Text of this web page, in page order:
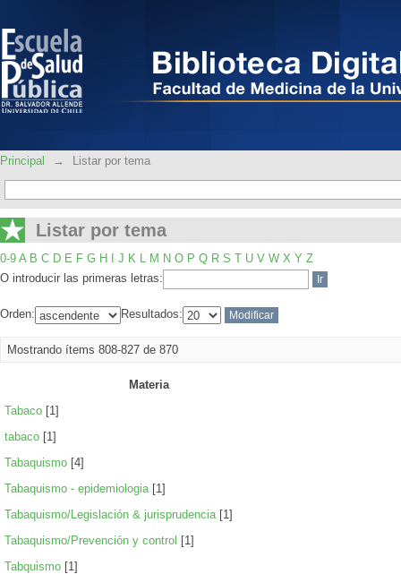
Principal → Listar por tema
Listar por tema
0-9 A B C D E F G H J K L M N O P Q R S T U V W X Y Z
O introducir las primeras letras:
Orden: Resultados:
Mostrando ítems 808-827 de 870
Materia
Tabaco [1]
tabaco [1]
Tabaquismo [4]
Tabaquismo - epidemiologia[1]
Tabaquismo/Legislación & jurisprudencia[1]
Tabaquismo/Prevención y control [1]
Tabquismo [1]